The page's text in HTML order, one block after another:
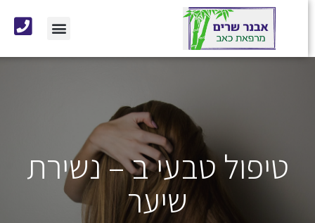
טיפול טבעי ב – נשירת
שיער